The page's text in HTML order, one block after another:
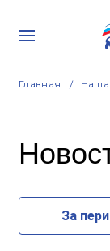
Главная Наша
За